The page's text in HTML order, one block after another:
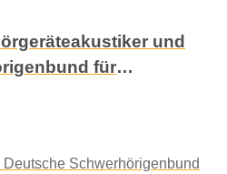
und
für
Schwerhörigenbund